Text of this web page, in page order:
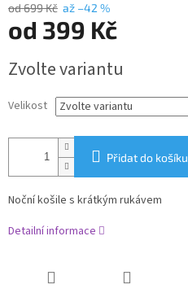
od 699 Kč až –42 %
od 399 Kč
cena:
Zvolte variantu
Velikost
Přidat do košíku
Noční košile s krátkým rukávem
Detailní informace